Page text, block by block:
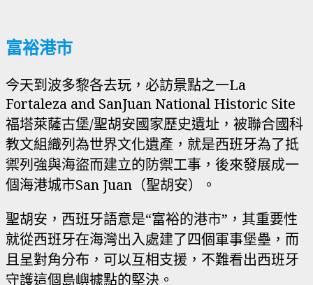
富裕港市
今天到波多黎各去玩，必訪景點之一La
Fortaleza and SanJuan National Historic Site
福塔萊薩古堡/聖胡安國家歷史遺址，被聯合國科
教文組織列為世界文化遺產，就是西班牙為了抵
禦列強與海盜而建立的防禦工事，後來發展成一
個海港城市San Juan（聖胡安）。
聖胡安，西班牙語意是“富裕的港市”，其重要性
就從西班牙在海灣出入處建了四個軍事堡壘，而
且呈對角分布，可以互相支援，不難看出西班牙
守護這個島嶼據點的堅決。